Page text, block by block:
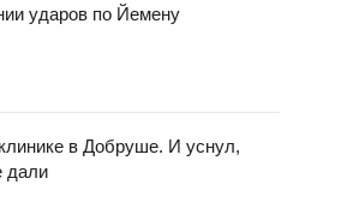
ударов по Йемену
в Добруше. И уснул,
дали